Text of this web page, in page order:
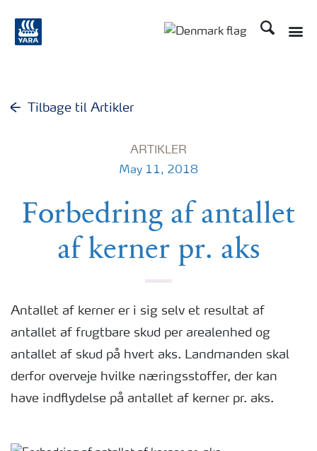
Søg
Tilbage til Artikler
ARTIKLER
May 11, 2018
Forbedring af antallet
af kerner pr. aks
Antallet af kerner er i sig selv et resultat af
antallet af frugtbare skud per arealenhed og
antallet af skud på hvert aks. Landmanden skal
derfor overveje hvilke næringsstoffer, der kan
have indflydelse på antallet af kerner pr. aks.